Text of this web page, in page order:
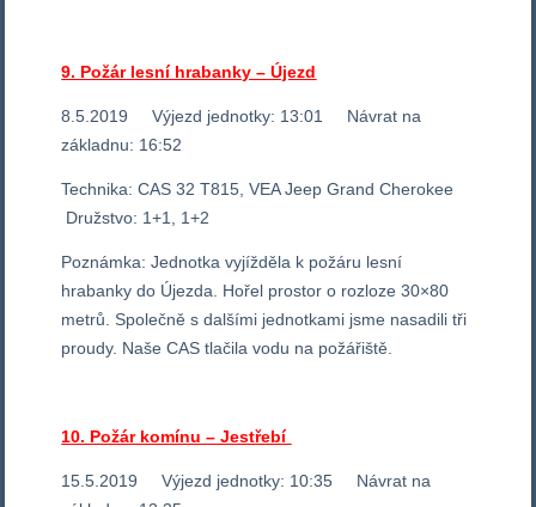
9. Požár lesní hrabanky – Újezd
8.5.2019 Výjezd jednotky: 13:01 Návrat na
základnu: 16:52
Technika: CAS 32 T815, VEA Jeep Grand Cherokee
Družstvo: 1+1, 1+2
Poznámka: Jednotka vyjížděla k požáru lesní
hrabanky do Újezda. Hořel prostor o rozloze 30×80
metrů. Společně s dalšími jednotkami jsme nasadili tři
proudy. Naše CAS tlačila vodu na požářiště.
10. Požár komínu – Jestřebí
15.5.2019 Výjezd jednotky: 10:35 Návrat na